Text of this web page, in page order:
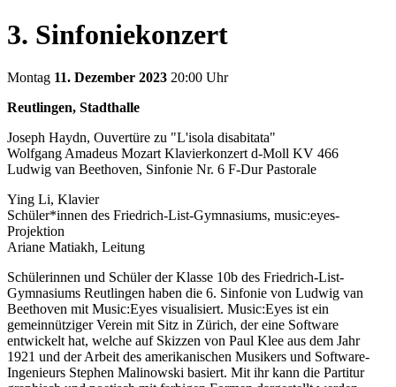
3. Sinfoniekonzert
Montag 11. Dezember 2023 20:00 Uhr
Reutlingen, Stadthalle
Joseph Haydn, Ouvertüre zu "L'isola disabitata"
Wolfgang Amadeus Mozart Klavierkonzert d-Moll KV 466
Ludwig van Beethoven, Sinfonie Nr. 6 F-Dur Pastorale
Ying Li, Klavier
Schüler*innen des Friedrich-List-Gymnasiums, music:eyes-
Projektion
Ariane Matiakh, Leitung
Schülerinnen und Schüler der Klasse 10b des Friedrich-List-
Gymnasiums Reutlingen haben die 6. Sinfonie von Ludwig van
Beethoven mit Music:Eyes visualisiert. Music:Eyes ist ein
gemeinnütziger Verein mit Sitz in Zürich, der eine Software
entwickelt hat, welche auf Skizzen von Paul Klee aus dem Jahr
1921 und der Arbeit des amerikanischen Musikers und Software-
Ingenieurs Stephen Malinowski basiert. Mit ihr kann die Partitur